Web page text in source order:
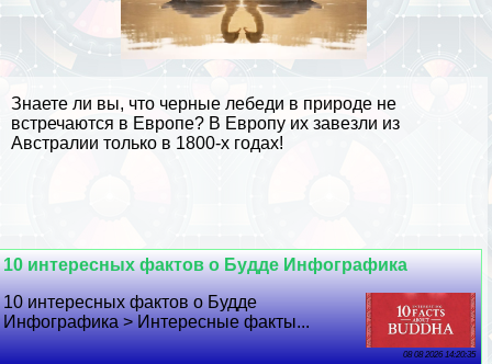
Знаете ли вы, что черные лебеди в природе не
встречаются в Европе? В Европу их завезли из
Австралии только в 1800-х годах!
10 интересных фактов о Будде Инфографика
10 интересных фактов о Будде
Инфографика > Интересные факты...
08 08 2026 14:20:35